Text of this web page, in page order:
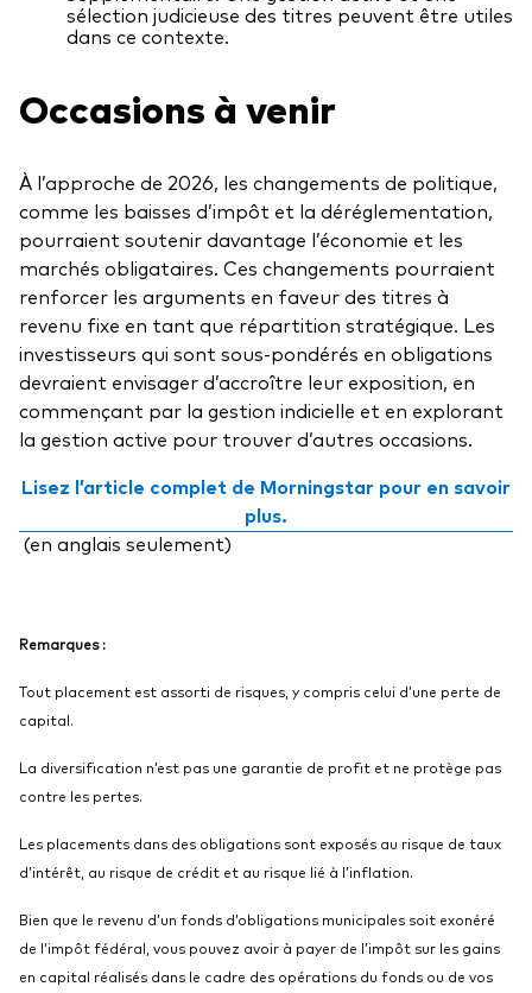
sélection judicieuse des titres peuvent être utiles
dans ce contexte.
Occasions à venir
À l’approche de 2026, les changements de politique,
comme les baisses d’impôt et la déréglementation,
pourraient soutenir davantage l’économie et les
marchés obligataires. Ces changements pourraient
renforcer les arguments en faveur des titres à
revenu fixe en tant que répartition stratégique. Les
investisseurs qui sont sous-pondérés en obligations
devraient envisager d’accroître leur exposition, en
commençant par la gestion indicielle et en explorant
la gestion active pour trouver d’autres occasions.
Lisez l’article complet de Morningstar pour en savoir
plus.
(en anglais seulement)
Remarques :
Tout placement est assorti de risques, y compris celui d’une perte de
capital.
La diversification n’est pas une garantie de profit et ne protège pas
contre les pertes.
Les placements dans des obligations sont exposés au risque de taux
d’intérêt, au risque de crédit et au risque lié à l’inflation.
Bien que le revenu d’un fonds d’obligations municipales soit exonéré
de l’impôt fédéral, vous pouvez avoir à payer de l’impôt sur les gains
en capital réalisés dans le cadre des opérations du fonds ou de vos